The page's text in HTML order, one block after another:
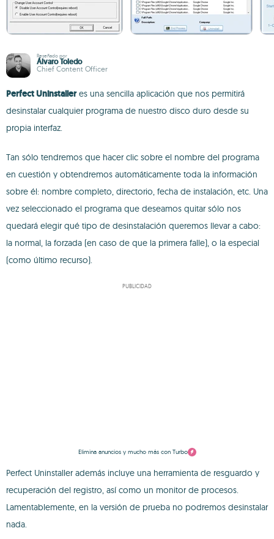
Reseñado por
Álvaro Toledo
Chief Content Officer
Perfect Uninstalleres una sencilla aplicación que nos permitirá
desinstalar cualquier programa de nuestro disco duro desde su
propia interfaz.
Tan sólo tendremos que hacer clic sobre el nombre del programa
en cuestión y obtendremos automáticamente toda la información
sobre él: nombre completo, directorio, fecha de instalación, etc. Una
vez seleccionado el programa que deseamos quitar sólo nos
quedará elegir qué tipo de desinstalación queremos llevar a cabo:
la normal, la forzada (en caso de que la primera falle), o la especial
(como último recurso).
PUBLICIDAD
Elimina anuncios y mucho más con Turbo
Perfect Uninstaller además incluye una herramienta de resguardo y
recuperación del registro, así como un monitor de procesos.
Lamentablemente, en la versión de prueba no podremos desinstalar
nada.